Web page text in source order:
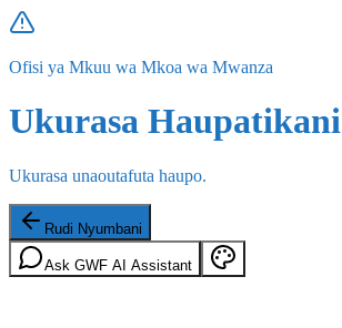
Ofisi ya Mkuu wa Mkoa wa Mwanza
Ukurasa Haupatikani
Ukurasa unaoutafuta haupo.
Rudi Nyumbani
Ask GWF AI Assistant